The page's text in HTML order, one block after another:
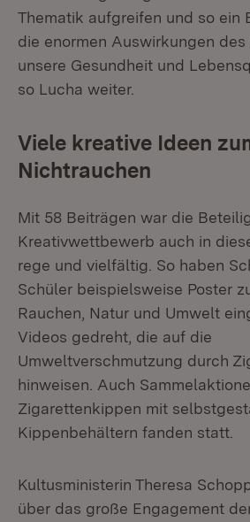
Thematik aufgreifen und so ein
die enormen Auswirkungen
unsere Gesundheit und
so Lucha weiter.
Viele kreative Ideen
Nichtrauchen
Mit 58 Beiträgen war die
Kreativwettbewerb auch in
rege und vielfältig. So haben
Schüler beispielsweise Poster
Rauchen, Natur und Umwelt
Videos gedreht, die auf die
Umweltverschmutzung durch
hinweisen. Auch
Zigarettenkippen mit
Kippenbehältern fanden statt.
Kultusministerin Theresa
über das große Engagement